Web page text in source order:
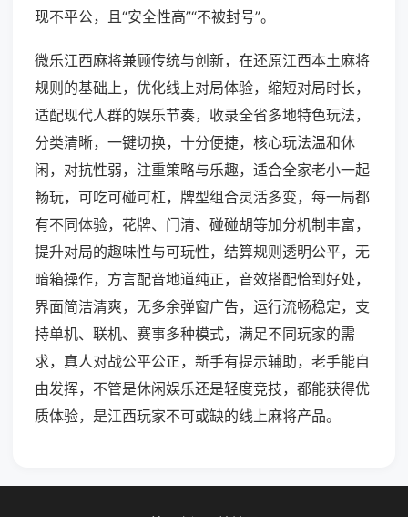
现不平公，且“安全性高”“不被封号”。
微乐江西麻将兼顾传统与创新，在还原江西本土麻将
规则的基础上，优化线上对局体验，缩短对局时长，
适配现代人群的娱乐节奏，收录全省多地特色玩法，
分类清晰，一键切换，十分便捷，核心玩法温和休
闲，对抗性弱，注重策略与乐趣，适合全家老小一起
畅玩，可吃可碰可杠，牌型组合灵活多变，每一局都
有不同体验，花牌、门清、碰碰胡等加分机制丰富，
提升对局的趣味性与可玩性，结算规则透明公平，无
暗箱操作，方言配音地道纯正，音效搭配恰到好处，
界面简洁清爽，无多余弹窗广告，运行流畅稳定，支
持单机、联机、赛事多种模式，满足不同玩家的需
求，真人对战公平公正，新手有提示辅助，老手能自
由发挥，不管是休闲娱乐还是轻度竞技，都能获得优
质体验，是江西玩家不可或缺的线上麻将产品。